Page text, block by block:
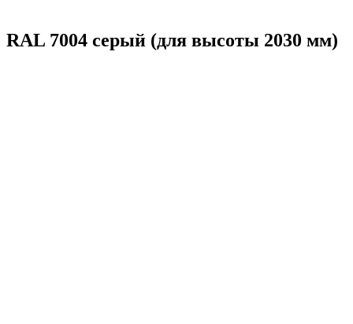
RAL 7004 серый (для высоты 2030 мм)